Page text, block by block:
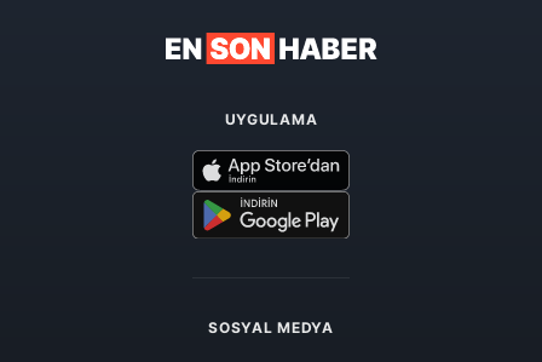
UYGULAMA
SOSYAL MEDYA